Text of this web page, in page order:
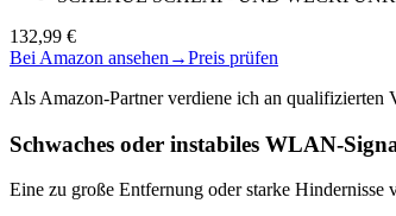
132,99 €
Bei Amazon ansehen →Preis prüfen
Als Amazon-Partner verdiene ich an qualifizierten
Schwaches oder instabiles WLAN-
Eine zu große Entfernung oder starke